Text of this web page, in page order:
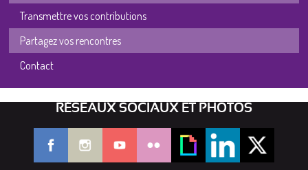
Transmettre vos contributions
Partagez vos rencontres
Contact
RÉSEAUX SOCIAUX ET PHOTOS